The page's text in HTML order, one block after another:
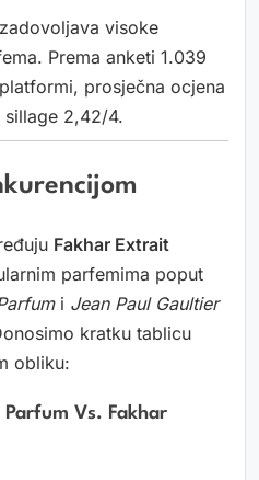
visoke
Prema anketi 1.039
prosječna ocjena
2,42/4.
Fakhar Extrait
parfemima poput
i Jean Paul Gaultier
kratku tablicu
obliku:
Parfum Vs. Fakhar